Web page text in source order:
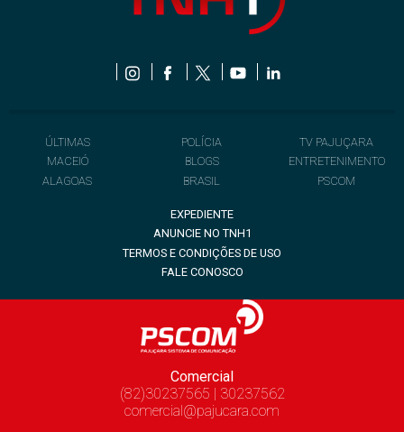
ÚLTIMAS
MACEIÓ
ALAGOAS
POLÍCIA
BLOGS
BRASIL
TV PAJUÇARA
ENTRETENIMENTO
PSCOM
EXPEDIENTE
ANUNCIE NO TNH1
TERMOS E CONDIÇÕES DE USO
FALE CONOSCO
Comercial
(82)30237565 | 30237562
comercial@pajucara.com